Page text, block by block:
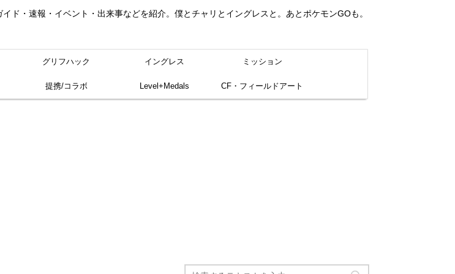
ド・速報・イベント・出来事などを紹介。僕とチャリとイングレスと。あとポケモンGOも。
グリフハック イングレス ミッション
提携/コラボ Level+Medals CF・フィールドアート